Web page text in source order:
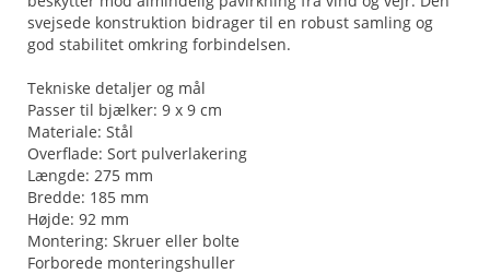
svejsede konstruktion bidrager til en robust samling og
god stabilitet omkring forbindelsen.
Tekniske detaljer og mål
Passer til bjælker: 9 x 9 cm
Materiale: Stål
Overflade: Sort pulverlakering
Længde: 275 mm
Bredde: 185 mm
Højde: 92 mm
Montering: Skruer eller bolte
Forborede monteringshuller